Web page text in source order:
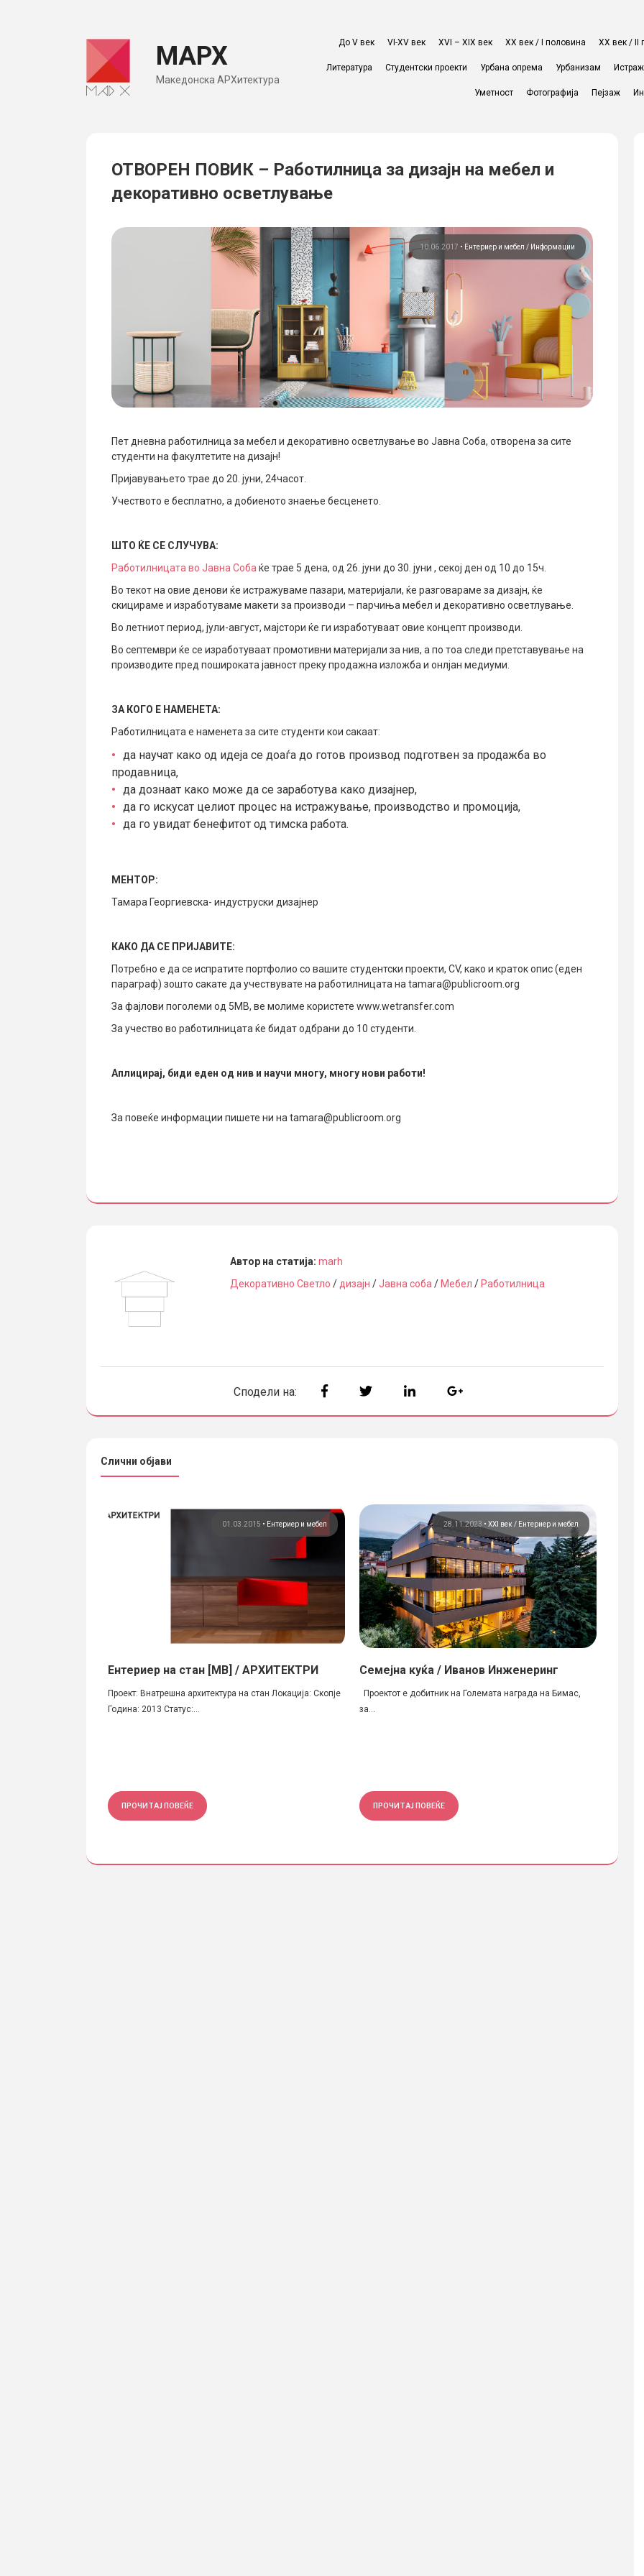
МАРХ
Македонска АРХитектура
До V век VI-XV век XVI – XIX век ХХ век / I половина ХХ век / II
Литература Студентски проекти Урбана опрема Урбанизам
Уметност Фотографија Пејзаж
ОТВОРЕН ПОВИК – Работилница за дизајн на мебел и
декоративно осветлување
10.06.2017 • Ентериер и мебел Информации
Пет дневна работилница за мебел и декоративно осветлување во Јавна Соба, отворена за сите
студенти на факултетите на дизајн!
Пријавувањето трае до 20. јуни, 24часот.
Учеството е бесплатно, а добиеното знаење бесценето.
ШТО ЌЕ СЕ СЛУЧУВА:
Работилницaта во Јавна Соба ќе трае 5 дена, од 26. јуни до 30. јуни , секој ден од 10 до 15ч.
Во текот на овие денови ќе истражуваме пазари, материјали, ќе разговараме за дизајн, ќе
скицираме и изработуваме макети за производи – парчиња мебел и декоративно осветлување.
Во летниот период, јули-август, мајстори ќе ги изработуваат овие концепт производи.
Во септември ќе се изработуваат промотивни материјали за нив, а по тоа следи претставување на
производите пред пошироката јавност преку продажна изложба и онлјан медиуми.
ЗА КОГО E НАМЕНЕТА:
Работилницата е наменета за сите студенти кои сакаат:
да научат како од идеја се доаѓа до готов производ подготвен за продажба во
продавница,
да дознаат како може да се заработува како дизајнер,
да го искусат целиот процес на истражување, производство и промоција,
да го увидат бенефитот од тимска работа.
МЕНТОР:
Тамара Георгиевска- индуструски дизајнер
КАКО ДА СЕ ПРИЈАВИТЕ:
Потребно е да се испратите портфолио со вашите студентски проекти, CV, како и краток опис (еден
параграф) зошто сакате да учествувате на работилницата на tamara@publicroom.org
За фајлови поголеми од 5MB, ве молиме користете www.wetransfer.com
За учество во работилницата ќе бидат одбрани до 10 студенти.
Аплицирај, биди еден од нив и научи многу, многу нови работи!
За повеќе информации пишете ни на tamara@publicroom.org
Автор на статија: marh
Декоративно Светло / дизајн /Јавна соба / Мебел / Работилница
Сподели на:
Слични објави
01.03.2015 • Ентериер и мебел
Ентериер на стан [МВ] / АРХИТЕКТРИ
Проект: Внатрешна архитектура на стан Локација: Скопје
Година: 2013 Статус:...
ПРОЧИТАЈ ПОВЕЌЕ
28.11.2023 • XXI век Ентериер и мебел
Семејна куќа / Иванов Инженеринг
Проектот е добитник на Големата награда на Бимас,
за...
ПРОЧИТАЈ ПОВЕЌЕ